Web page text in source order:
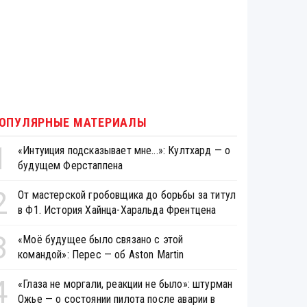
МАТЕРИАЛЫ
«Интуиция подсказывает мне...»: Култхард — о
будущем Ферстаппена
От мастерской гробовщика до борьбы за титул
в Ф1. История Хайнца-Харальда Френтцена
«Моё будущее было связано с этой
командой»: Перес — об Aston Martin
«Глаза не моргали, реакции не было»: штурман
Ожье — о состоянии пилота после аварии в